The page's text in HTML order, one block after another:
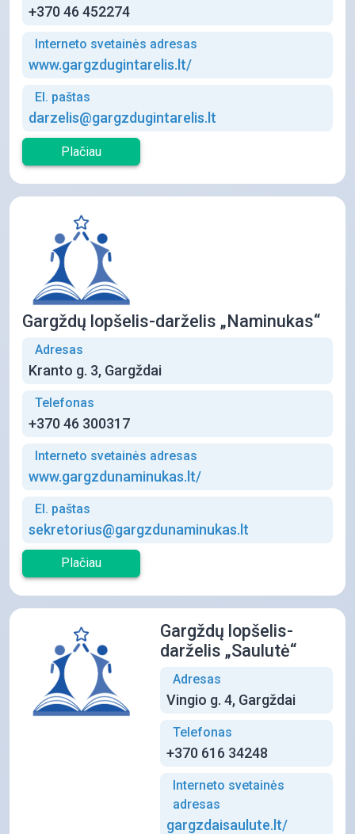
+370 46 452274
Interneto svetainės adresas
www.gargzdugintarelis.lt/
El. paštas
darzelis@gargzdugintarelis.lt
Plačiau
Gargždų lopšelis-darželis „Naminukas“
Adresas
Kranto g. 3, Gargždai
Telefonas
+370 46 300317
Interneto svetainės adresas
www.gargzdunaminukas.lt/
El. paštas
sekretorius@gargzdunaminukas.lt
Plačiau
Gargždų lopšelis-
darželis „Saulutė“
Adresas
Vingio g. 4, Gargždai
Telefonas
+370 616 34248
Interneto svetainės
adresas
gargzdaisaulute.lt/